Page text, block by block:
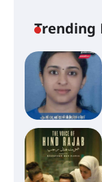
Trending